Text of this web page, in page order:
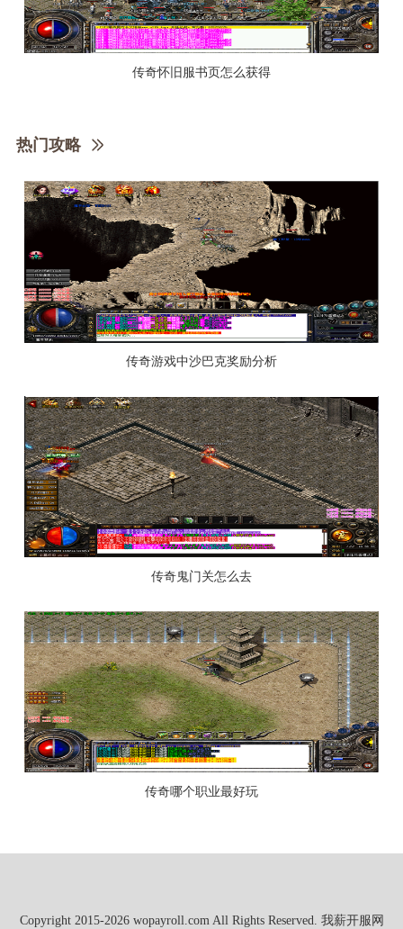
传奇怀旧服书页怎么获得
热门攻略
传奇游戏中沙巴克奖励分析
传奇鬼门关怎么去
传奇哪个职业最好玩
Copyright 2015-2026 wopayroll.com All Rights Reserved. 我薪开服网